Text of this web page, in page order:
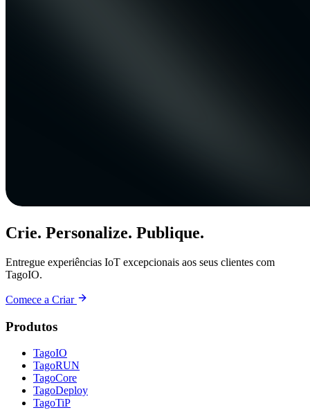
Crie. Personalize. Publique.
Entregue experiências IoT excepcionais aos seus clientes com
TagoIO.
Comece a Criar
Produtos
TagoIO
TagoRUN
TagoCore
TagoDeploy
TagoTiP